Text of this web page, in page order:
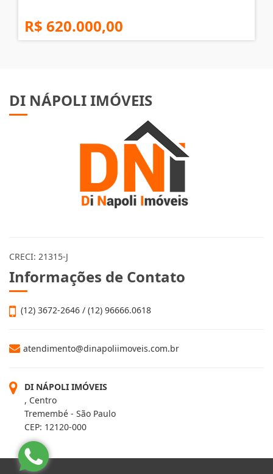
R$ 620.000,00
DI NÁPOLI IMÓVEIS
CRECI: 21315-J
Informações de Contato
(12) 3672-2646 / (12) 96666.0618
atendimento@dinapoliimoveis.com.br
DI NÁPOLI IMÓVEIS
, Centro
Tremembé - São Paulo
CEP: 12120-000